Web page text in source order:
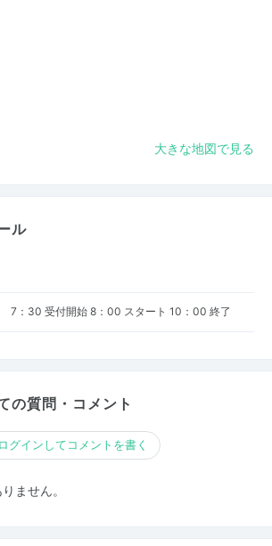
大きな地図で見る
ル
7：30 受付開始 8：00 スタート 10：00 終了
の質問・コメント
ログインしてコメントを書く
ません。